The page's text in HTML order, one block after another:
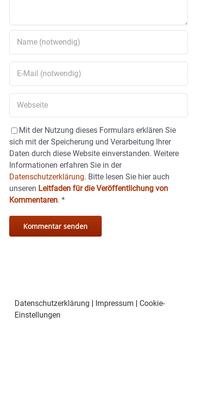
Mit der Nutzung dieses Formulars erklären Sie
sich mit der Speicherung und Verarbeitung Ihrer
Daten durch diese Website einverstanden. Weitere
Informationen erfahren Sie in der
Datenschutzerklärung. Bitte lesen Sie hier auch
unseren Leitfaden für die Veröffentlichung von
Kommentaren. *
Datenschutzerklärung | Impressum | Cookie-
Einstellungen